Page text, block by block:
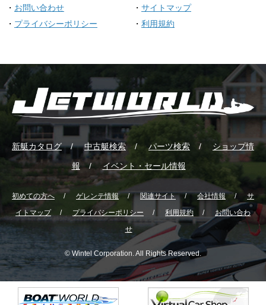
お問い合わせ
サイトマップ
プライバシーポリシー
利用規約
新艇カタログ 中古艇検索 パーツ検索 ショップ情
報 イベント・セール情報
初めての方へ ゲレンテ情報 関連サイト 会社情報
サ
イトマップ
プライバシーポリシー 利用規約
お問い合わ
せ
© Wintel Corporation. All Rights Reserved.